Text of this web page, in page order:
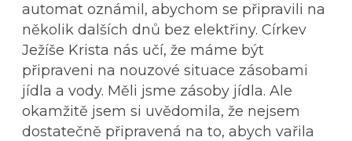
automat oznámil, abychom se připravili na
několik dalších dnů bez elektřiny. Církev
Ježíše Krista nás učí, že máme být
připraveni na nouzové situace zásobami
jídla a vody. Měli jsme zásoby jídla. Ale
okamžitě jsem si uvědomila, že nejsem
dostatečně připravená na to, abych vařila